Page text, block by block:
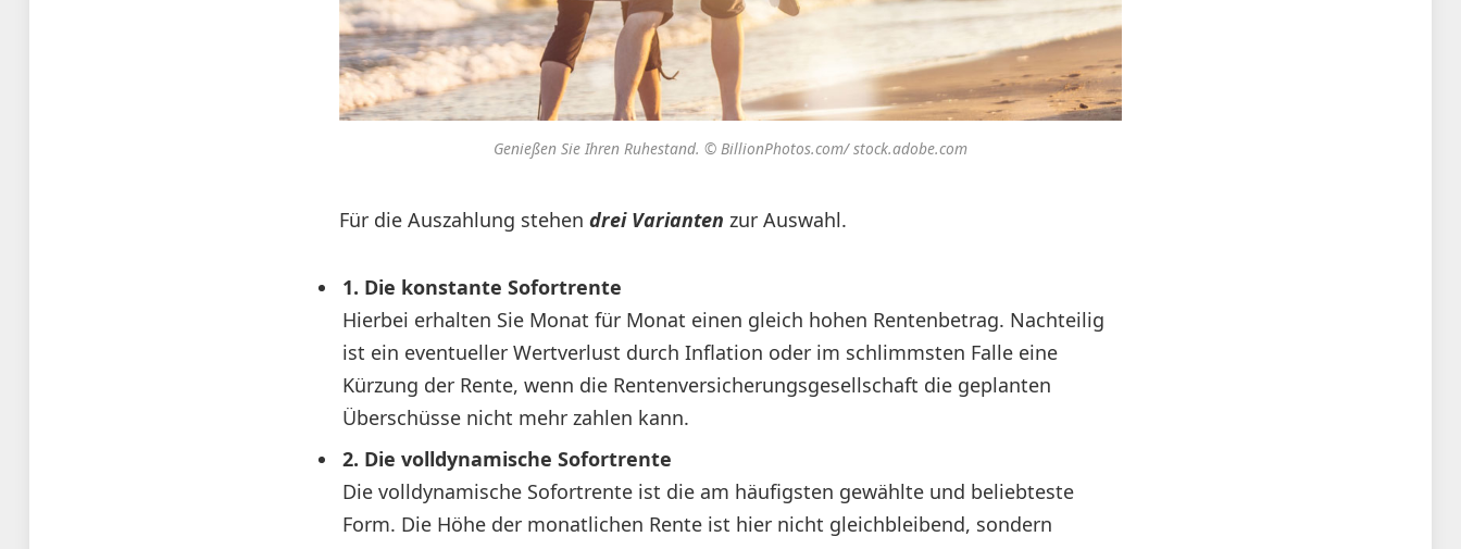
Genießen Sie Ihren Ruhestand. © BillionPhotos.com/ stock.adobe.com
Für die Auszahlung stehen drei Varianten zur Auswahl.
1. Die konstante Sofortrente
Hierbei erhalten Sie Monat für Monat einen gleich hohen Rentenbetrag. Nachteilig
ist ein eventueller Wertverlust durch Inflation oder im schlimmsten Falle eine
Kürzung der Rente, wenn die Rentenversicherungsgesellschaft die geplanten
Überschüsse nicht mehr zahlen kann.
2. Die volldynamische Sofortrente
Die volldynamische Sofortrente ist die am häufigsten gewählte und beliebteste
Form. Die Höhe der monatlichen Rente ist hier nicht gleichbleibend, sondern